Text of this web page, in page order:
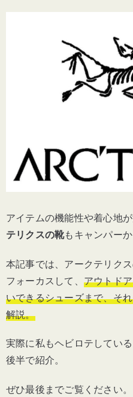
アイテムの機能性や着心地
テリクスの靴もキャンパー
本記事では、アークテリク
フォーカスして、 アウトド
いできるシューズまで、そ
解説。
実際に私もヘビロテしてい
後半で紹介。
ぜひ最後までご覧ください。